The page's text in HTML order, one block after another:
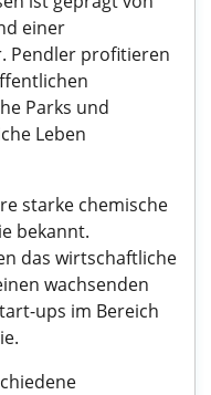
einer
Pendler profitieren
Parks und
Leben
starke chemische
bekannt.
das wirtschaftliche
wachsenden
ups im Bereich